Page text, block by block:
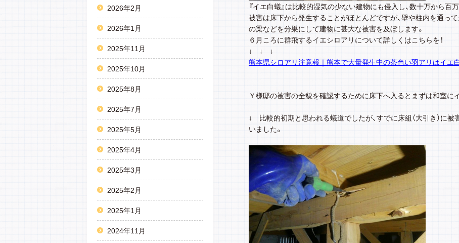
2026年2月
2026年1月
2025年11月
2025年10月
2025年8月
2025年7月
2025年5月
2025年4月
2025年3月
2025年2月
2025年1月
2024年11月
『イエ白蟻』は比較的湿気の少ない建物にも侵入し、数十万から百
被害は床下から発生することがほとんどですが、壁や柱内を通っ
の梁などを分巣にして建物に甚大な被害を及ぼします。
６月ころに群飛するイエシロアリについて詳しくはこちらを！
↓ ↓ ↓
熊本県シロアリ注意報｜熊本で大量発生中の茶色い羽アリはイエ
Ｙ様邸の被害の全貌を確認するために床下へ入るとまずは和室に
↓ 比較的初期と思われる蟻道でしたが、すでに床組（大引き）に被
いました。